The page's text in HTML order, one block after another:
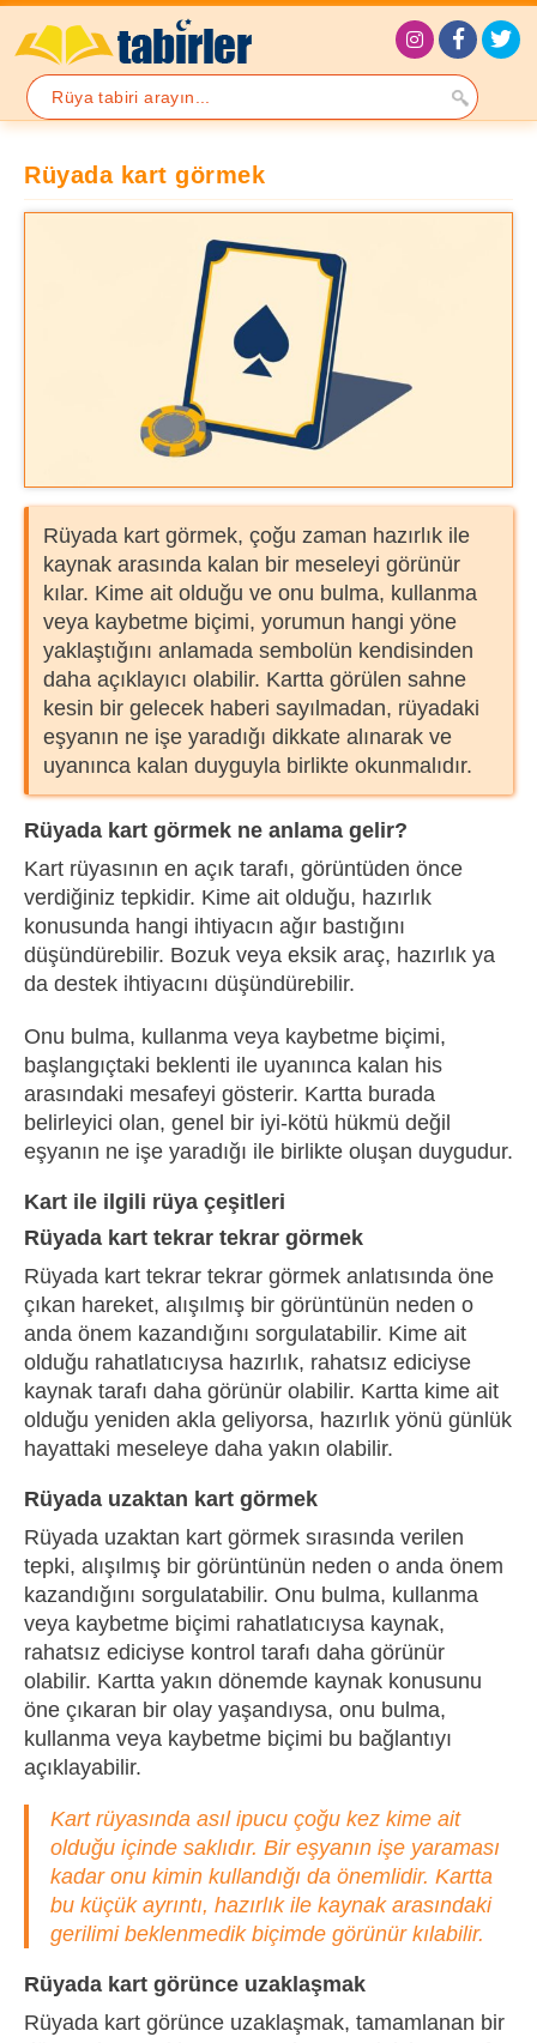
Rüyada kart görmek
Rüyada kart görmek, çoğu zaman hazırlık ile
kaynak arasında kalan bir meseleyi görünür
kılar. Kime ait olduğu ve onu bulma, kullanma
veya kaybetme biçimi, yorumun hangi yöne
yaklaştığını anlamada sembolün kendisinden
daha açıklayıcı olabilir. Kartta görülen sahne
kesin bir gelecek haberi sayılmadan, rüyadaki
eşyanın ne işe yaradığı dikkate alınarak ve
uyanınca kalan duyguyla birlikte okunmalıdır.
Rüyada kart görmek ne anlama gelir?
Kart rüyasının en açık tarafı, görüntüden önce
verdiğiniz tepkidir. Kime ait olduğu, hazırlık
konusunda hangi ihtiyacın ağır bastığını
düşündürebilir. Bozuk veya eksik araç, hazırlık ya
da destek ihtiyacını düşündürebilir.
Onu bulma, kullanma veya kaybetme biçimi,
başlangıçtaki beklenti ile uyanınca kalan his
arasındaki mesafeyi gösterir. Kartta burada
belirleyici olan, genel bir iyi-kötü hükmü değil
eşyanın ne işe yaradığı ile birlikte oluşan duygudur.
Kart ile ilgili rüya çeşitleri
Rüyada kart tekrar tekrar görmek
Rüyada kart tekrar tekrar görmek anlatısında öne
çıkan hareket, alışılmış bir görüntünün neden o
anda önem kazandığını sorgulatabilir. Kime ait
olduğu rahatlatıcıysa hazırlık, rahatsız ediciyse
kaynak tarafı daha görünür olabilir. Kartta kime ait
olduğu yeniden akla geliyorsa, hazırlık yönü günlük
hayattaki meseleye daha yakın olabilir.
Rüyada uzaktan kart görmek
Rüyada uzaktan kart görmek sırasında verilen
tepki, alışılmış bir görüntünün neden o anda önem
kazandığını sorgulatabilir. Onu bulma, kullanma
veya kaybetme biçimi rahatlatıcıysa kaynak,
rahatsız ediciyse kontrol tarafı daha görünür
olabilir. Kartta yakın dönemde kaynak konusunu
öne çıkaran bir olay yaşandıysa, onu bulma,
kullanma veya kaybetme biçimi bu bağlantıyı
açıklayabilir.
Kart rüyasında asıl ipucu çoğu kez kime ait
olduğu içinde saklıdır. Bir eşyanın işe yaraması
kadar onu kimin kullandığı da önemlidir. Kartta
bu küçük ayrıntı, hazırlık ile kaynak arasındaki
gerilimi beklenmedik biçimde görünür kılabilir.
Rüyada kart görünce uzaklaşmak
Rüyada kart görünce uzaklaşmak, tamamlanan bir